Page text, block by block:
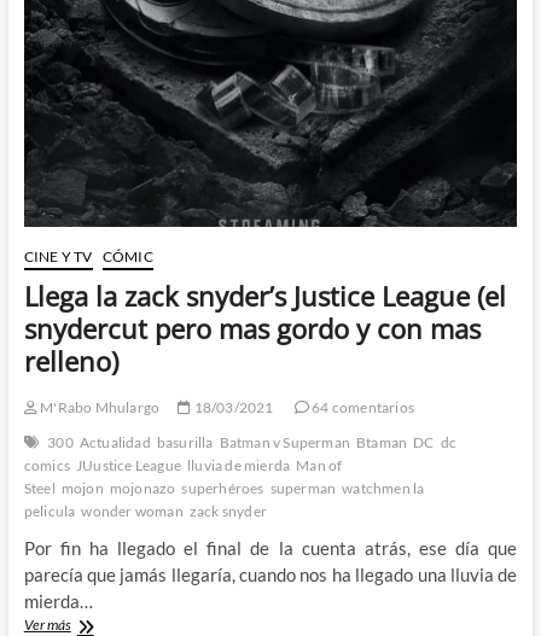
Una
película
repleta
de
altibajos
que
merecía
haber
sido
mejor
CINE Y TV CÓMIC
Llega la zack snyder’s Justice League (el
snydercut pero mas gordo y con mas
relleno)
M'Rabo Mhulargo 18/03/2021
64 comentarios
300 Actualidad basurilla Batman v Superman Btaman DC dc
comics JUustice League lluvia de mierda Man of
Steel mojon mojonazo superhéroes superman watchmen la
pelicula wonder woman zack snyder
Por fin ha llegado el final de la cuenta atrás, ese día que
parecía que jamás llegaría, cuando nos ha llegado una lluvia de
mierda…
Ver másLlega